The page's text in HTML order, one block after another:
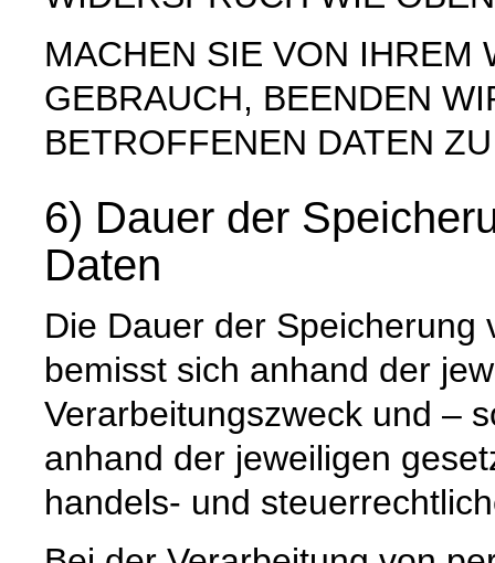
MACHEN SIE VON IHREM
GEBRAUCH, BEENDEN
BETROFFENEN DATEN
6) Dauer der
Daten
Die Dauer der
bemisst sich anhand der
Verarbeitungszweck und –
anhand der jeweiligen
handels- und